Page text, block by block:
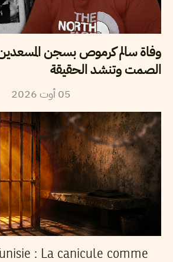
وفاة سالم كرموص بسجن
الصمت وتنشد الحقيقة
05 أوت2026
: La canicule comme